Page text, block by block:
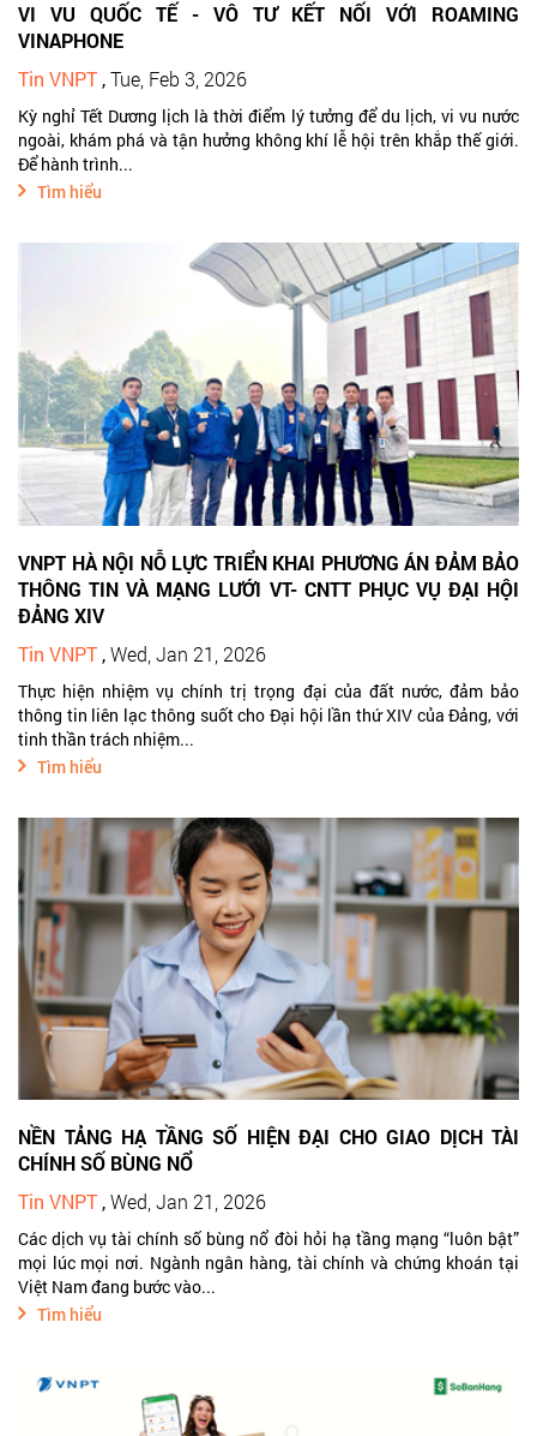
VI VU QUỐC TẾ - VÔ TƯ KẾT NỐI VỚI ROAMING
VINAPHONE
Tin VNPT,Tue, Feb 3, 2026
Kỳ nghỉ Tết Dương lịch là thời điểm lý tưởng để du lịch, vi vu nước
ngoài, khám phá và tận hưởng không khí lễ hội trên khắp thế giới.
Để hành trình...
Tìm hiểu
VNPT HÀ NỘI NỖ LỰC TRIỂN KHAI PHƯƠNG ÁN ĐẢM BẢO
THÔNG TIN VÀ MẠNG LƯỚI VT- CNTT PHỤC VỤ ĐẠI HỘI
ĐẢNG XIV
Tin VNPT ,Wed, Jan 21, 2026
Thực hiện nhiệm vụ chính trị trọng đại của đất nước, đảm bảo
thông tin liên lạc thông suốt cho Đại hội lần thứ XIV của Đảng, với
tinh thần trách nhiệm...
Tìm hiểu
NỀN TẢNG HẠ TẦNG SỐ HIỆN ĐẠI CHO GIAO DỊCH TÀI
CHÍNH SỐ BÙNG NỔ
Tin VNPT ,Wed, Jan 21, 2026
Các dịch vụ tài chính số bùng nổ đòi hỏi hạ tầng mạng “luôn bật”
mọi lúc mọi nơi. Ngành ngân hàng, tài chính và chứng khoán tại
Việt Nam đang bước vào...
Tìm hiểu